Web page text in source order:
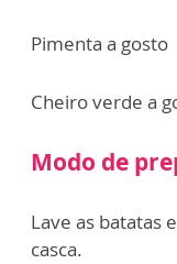
Pimenta a gosto
Cheiro verde a
Modo de
Lave as batatas
casca.